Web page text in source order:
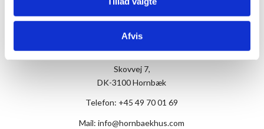
Afvis
Hotel Hornbækhus
Skovvej 7,
DK-3100 Hornbæk
Telefon: +45 49 70 01 69
Mail:info@hornbaekhus.com